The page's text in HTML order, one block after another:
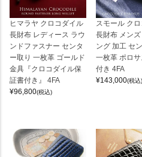
ヒマラヤ クロコダイル
長財布 レディース ラウ
ンドファスナー センタ
ー取り 一枚革 ゴールド
金具『クロコダイル保
証書付き』 4FA
¥96,800(税込)
スモール ク
長財布 メン
ング 加工 セ
一枚革 ポロ
付き 4FA
¥143,000(税込)